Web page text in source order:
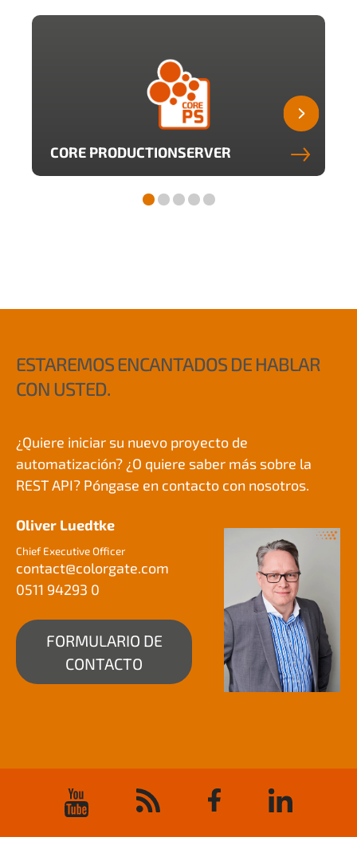
CORE PRODUCTIONSERVER
ESTAREMOS ENCANTADOS DE HABLAR
CON USTED.
¿Quiere iniciar su nuevo proyecto de
automatización? ¿O quiere saber más sobre la
REST API? Póngase en contacto con nosotros.
Oliver Luedtke
Chief Executive Officer
contact@colorgate.com
0511 94293 0
FORMULARIO DE
CONTACTO